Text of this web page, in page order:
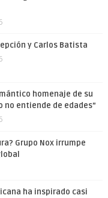
y Carlos Batista
homenaje de su
no entiende de edades”
Grupo Nox irrumpe
ha inspirado casi